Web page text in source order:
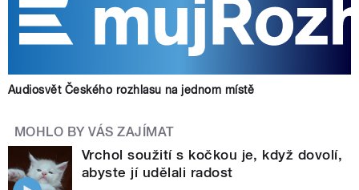
Audiosvět Českého rozhlasu na jednom místě
MOHLO BY VÁS ZAJÍMAT
Vrchol soužití s kočkou je, když dovolí,
abyste jí udělali radost